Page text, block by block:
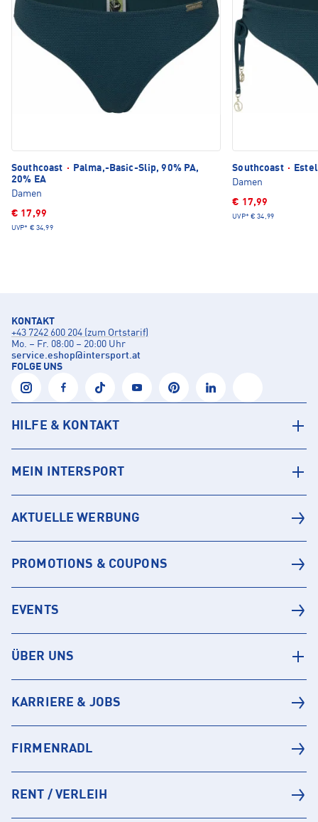
Southcoast ·
Palma,-Basic-Slip, 90% PA,
20% EA
Damen
€ 17,99
UVP* € 34,99
Southcoast ·
Damen
€ 17,99
UVP* € 34,99
KONTAKT
+43 7242 600 204 (zum Ortstarif)
Mo. – Fr. 08:00 – 20:00 Uhr
service.eshop@intersport.at
FOLGE UNS
HILFE & KONTAKT
MEIN INTERSPORT
AKTUELLE WERBUNG
PROMOTIONS & COUPONS
EVENTS
ÜBER UNS
KARRIERE & JOBS
FIRMENRADL
RENT / VERLEIH